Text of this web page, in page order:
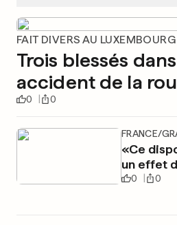
FAIT DIVERS AU LUXEMBOURG
Trois blessés
accident de la
0 0
FRANCE/
«Ce
un effet
0 0